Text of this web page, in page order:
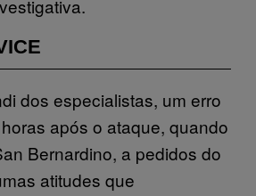
dos especialistas, um erro
após o ataque, quando
Bernardino, a pedidos do
atitudes que